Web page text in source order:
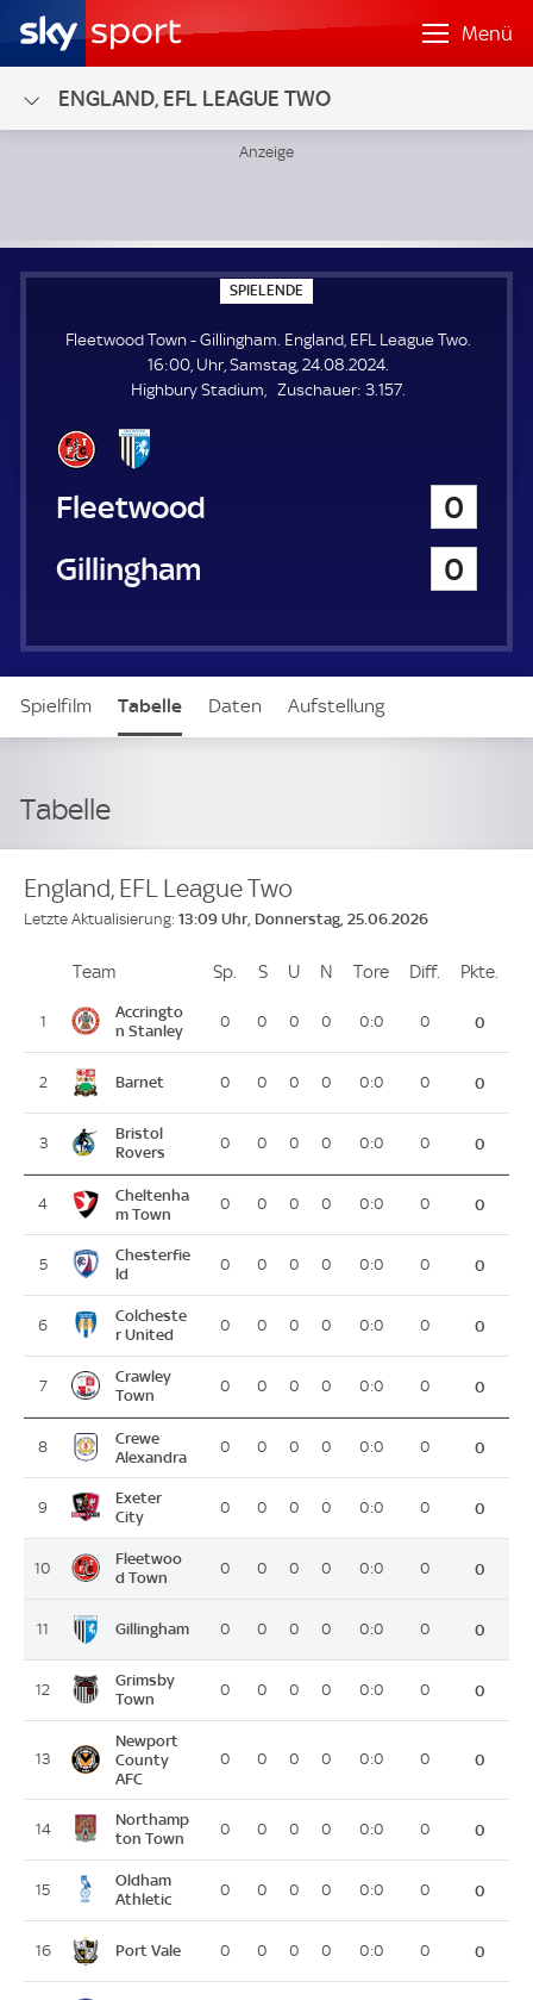
Menü
ENGLAND, EFL LEAGUE TWO
SPIELENDE
P
E
L
E
N
Fleetwood Town - Gillingham. England, EFL League Two.
16:00, Uhr, Samstag, 24.08.2024.
Highbury Stadium
Zuschauer: Z
3.157.
Fleetwood Town
0
Gillingham
0
Spielfilm Tabelle Daten Aufstellung
Tabelle
England, EFL League Two
Letzte Aktualisierung: 13:09 Uhr, Donnerstag, 25.06.2026
PlatzTeam Sp. Spiele
SSiege
U Unentschieden
N Niederlagen
Tore ToreDiff. Differenz
Pkte.
1
Accringto
n Stanley
0 0 0 0 0:0 0 0
2 Barnet 0 0 0 0 0:0 0 0
3
Bristol
Rovers
0 0 0 0 0:0 0 0
4
Cheltenha
m Town
0 0 0 0 0:0 0 0
5
Chesterfie
ld
0 0 0 0 0:0 0 0
6
Colcheste
r United
0 0 0 0 0:0 0 0
7
Crawley
Town
0 0 0 0 0:0 0 0
8
Crewe
Alexandra
0 0 0 0 0:0 0 0
9
Exeter
City
0 0 0 0 0:0 0 0
10
Fleetwoo
d Town
0 0 0 0 0:0 0 0
11 Gillingham 0 0 0 0 0:0 0 0
12
Grimsby
Town
0 0 0 0 0:0 0 0
13
Newport
County
AFC
0 0 0 0 0:0 0 0
14
Northamp
ton Town
0 0 0 0 0:0 0 0
15
Oldham
Athletic
0 0 0 0 0:0 0 0
16 Port Vale 0 0 0 0 0:0 0 0